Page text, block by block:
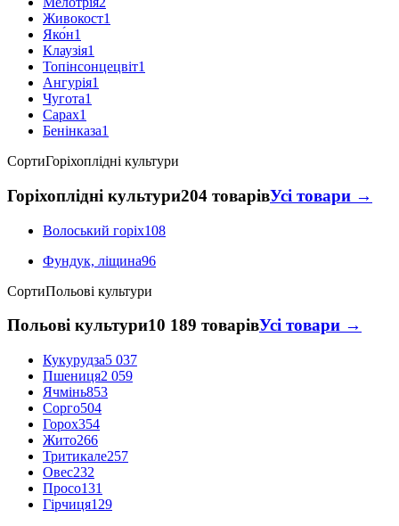
Живокост1
Яко́н1
Клаузія1
Топінсонцецвіт1
Ангурія1
Чугота1
Сарах1
Бенінказа1
СортиГоріхоплідні культури
Горіхоплідні культури204 товарівУсі товари →
Волоський горіх108
Фундук, ліщина96
СортиПольові культури
Польові культури10 189 товарівУсі товари →
Кукурудза5 037
Пшениця2 059
Ячмінь853
Сорго504
Горох354
Жито266
Тритикале257
Овес232
Просо131
Гірчиця129